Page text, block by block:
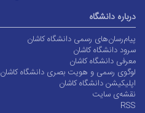
درباره دانشگاه
پیام‌رسان‌های رسمی دانشگاه کاشان
سرود دانشگاه کاشان
معرفی دانشگاه کاشان
لوگوی رسمی و هویت بصری دانشگاه کاشان
اپلیکیشن دانشگاه کاشان
نقشه‌ی سایت
RSS